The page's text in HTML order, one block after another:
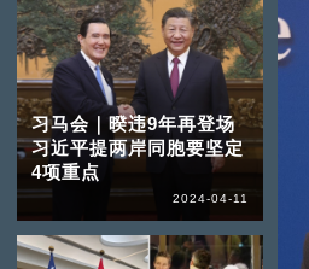
习马会｜暌违9年再登场
习近平提两岸同胞要坚定
4项重点
2024-04-11